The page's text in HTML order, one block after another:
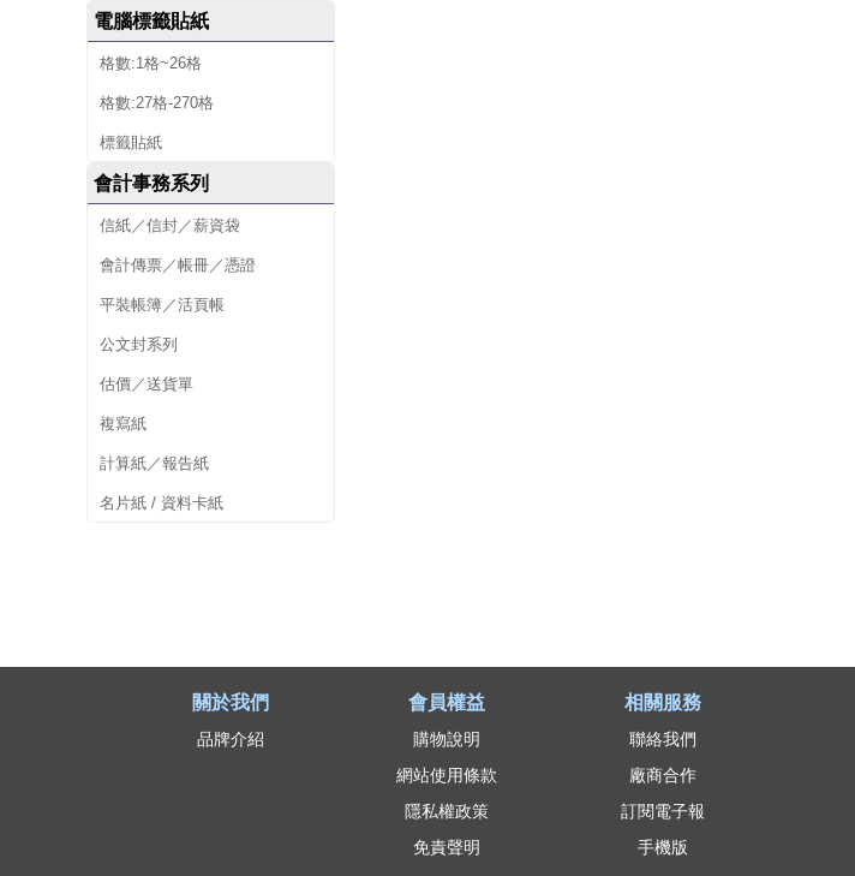
電腦標籤貼紙
格數:1格~26格
格數:27格-270格
標籤貼紙
會計事務系列
信紙／信封／薪資袋
會計傳票／帳冊／憑證
平裝帳簿／活頁帳
公文封系列
估價／送貨單
複寫紙
計算紙／報告紙
名片紙 / 資料卡紙
關於我們
品牌介紹
會員權益
購物說明
網站使用條款
隱私權政策
免責聲明
相關服務
聯絡我們
廠商合作
訂閱電子報
手機版